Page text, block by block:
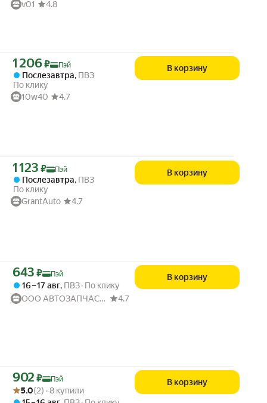
v01
4.8
Цена с картой Яндекс Пэй 1206 ₽ вместо
1 206₽ Пэй
Послезавтра, ПВЗ
По клику
10w40
4.7
В корзину
Цена с картой Яндекс Пэй 1123 ₽ вместо
1 123 ₽ Пэй
Послезавтра, ПВЗ
По клику
GrantAuto
4.7
В корзину
Цена с картой Яндекс Пэй 643 ₽ вместо
643 ₽ Пэй
16 – 17 авг, ПВЗ По клику
ООО АВТОЗАПЧАСТИ52
4.7
В корзину
Цена с картой Яндекс Пэй 902 ₽ вместо
902 ₽
Пэй
Рейтинг товара: 5.0 из 5
Оценок: (2) · 8 купили
5.0(2) · 8 купили
В корзину